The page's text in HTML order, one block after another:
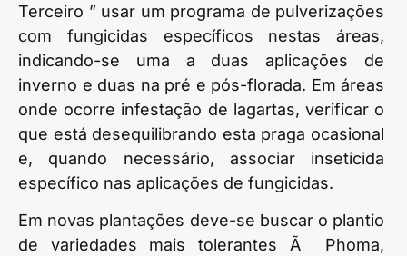
Terceiro ” usar um programa de pulverizações
com fungicidas específicos nestas áreas,
indicando-se uma a duas aplicações de
inverno e duas na pré e pós-florada. Em áreas
onde ocorre infestação de lagartas, verificar o
que está desequilibrando esta praga ocasional
e, quando necessário, associar inseticida
específico nas aplicações de fungicidas.
Em novas plantações deve-se buscar o plantio
de variedades mais tolerantes Ã Phoma,